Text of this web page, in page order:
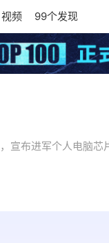
视频 99个发现
布进军个人电脑